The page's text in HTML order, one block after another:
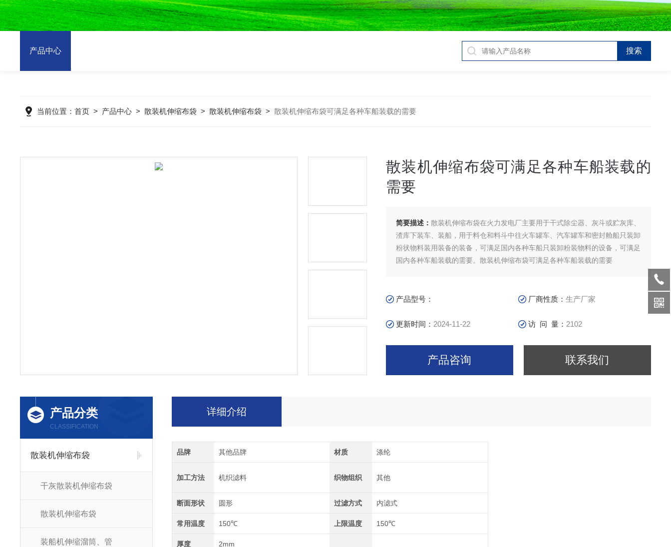
产品中心
当前位置：首页 > 产品中心 >散装机伸缩布袋 >散装机伸缩布袋 >散装机伸缩布袋可满足各种车船装载的需要
散装机伸缩布袋可满足各种车船装载的
需要
简要描述：散装机伸缩布袋在火力发电厂主要用于干式除尘器、灰斗或贮灰库、
渣库下装车、装船，用于料仓和料斗中往火车罐车、汽车罐车和密封舱船只装卸
粉状物料装用装备的装备，可满足国内各种车船只装卸粉装物料的设备，可满足
国内各种车船装载的需要。散装机伸缩布袋可满足各种车船装载的需要
产品型号： 厂商性质：生产厂家
更新时间： 2024-11-22 访 问 量： 2102
产品咨询 联系我们
产品分类
CLASSIFICATION
散装机伸缩布袋
干灰散装机伸缩布袋
散装机伸缩布袋
装船机伸缩溜筒、管
详细介绍
品牌 其他品牌 材质 涤纶
加工方法 机织滤料 织物组织 其他
断面形状 圆形 过滤方式 内滤式
常用温度 150℃ 上限温度 150℃
厚度 2mm